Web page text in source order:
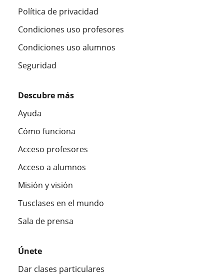
Política de privacidad
Condiciones uso profesores
Condiciones uso alumnos
Seguridad
Descubre más
Ayuda
Cómo funciona
Acceso profesores
Acceso a alumnos
Misión y visión
Tusclases en el mundo
Sala de prensa
Únete
Dar clases particulares